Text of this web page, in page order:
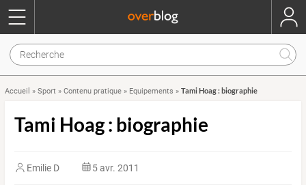
Accueil » Sport » Contenu pratique » Equipements » Tami Hoag : biographie
Tami Hoag : biographie
Emilie D 5 avr. 2011